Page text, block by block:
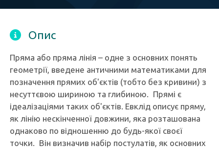
Опис
Пряма або пряма лінія – одне з основних понять
геометрії, введене античними математиками для
позначення прямих об'єктів (тобто без кривини) з
несуттєвою шириною та глибиною. Прямі є
ідеалізаціями таких об'єктів. Евклід описує пряму,
як лінію нескінченної довжини, яка розташована
однаково по відношенню до будь-якої своєї
точки. Він визначив набір постулатів, як основних